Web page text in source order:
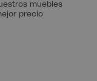
muebles
precio